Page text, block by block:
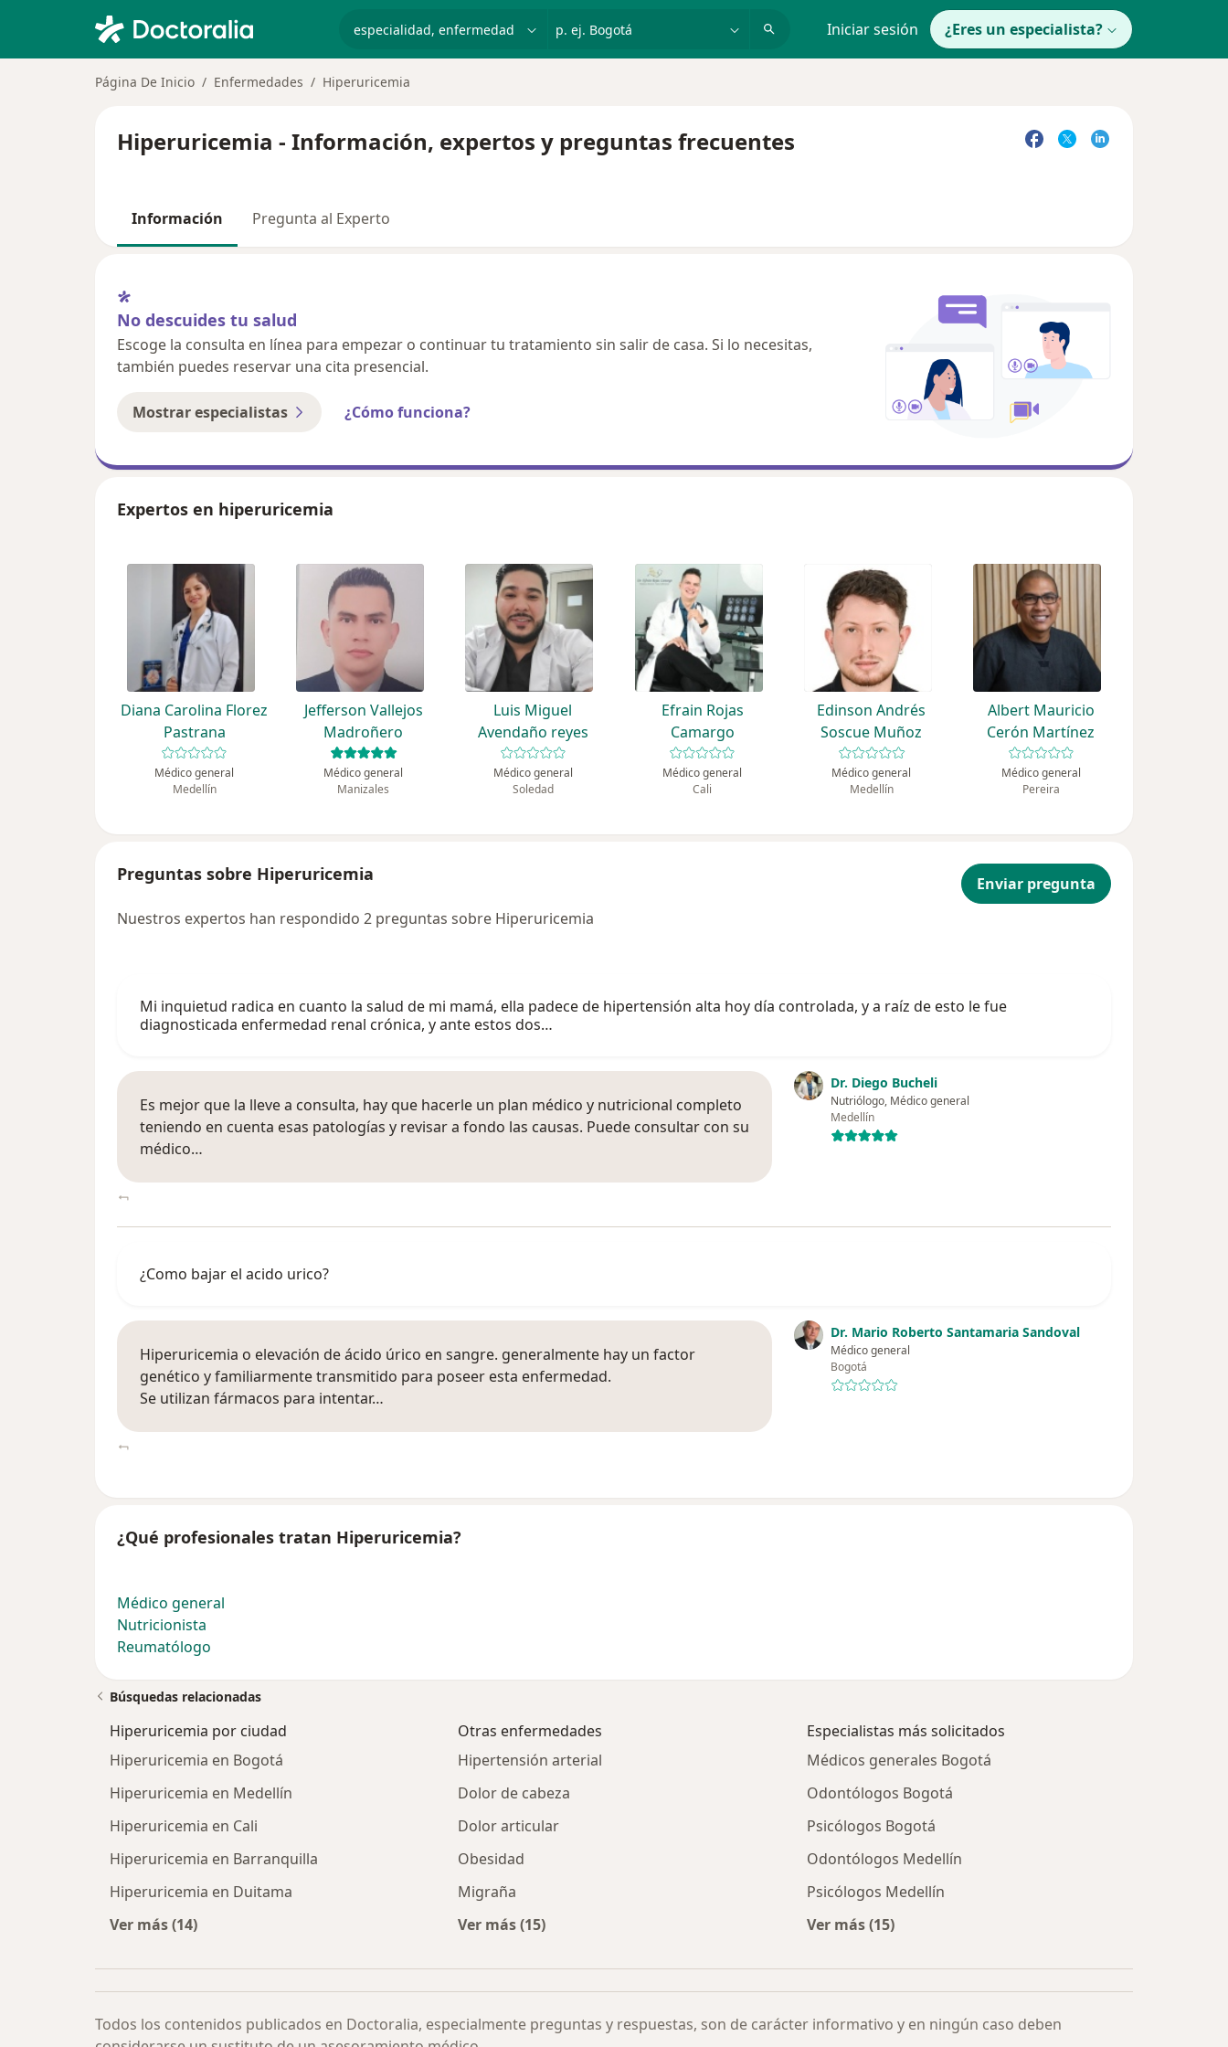
p. ej. Bogotá Iniciar sesión ¿Eres un especialista?
Página De Inicio Enfermedades Hiperuricemia
Hiperuricemia - Información, expertos y preguntas frecuentes
Información Pregunta al Experto
No descuides tu salud
Escoge la consulta en línea para empezar o continuar tu tratamiento sin salir de casa. Si lo necesitas,
también puedes reservar una cita presencial.
Mostrar especialistas ¿Cómo funciona?
Expertos en hiperuricemia
Diana Carolina Florez
Pastrana
Médico general
Medellín
Jefferson Vallejos
Madroñero
Médico general
Manizales
Luis Miguel
Avendaño reyes
Médico general
Soledad
Efrain Rojas
Camargo
Médico general
Cali
Edinson Andrés
Soscue Muñoz
Médico general
Medellín
Albert Mauricio
Cerón Martínez
Médico general
Pereira
Preguntas sobre Hiperuricemia
Enviar pregunta
Nuestros expertos han respondido 2 preguntas sobre Hiperuricemia
Mi inquietud radica en cuanto la salud de mi mamá, ella padece de hipertensión alta hoy día controlada, y a raíz de esto le fue
diagnosticada enfermedad renal crónica, y ante estos dos…
Dr. Diego Bucheli
Nutriólogo, Médico general
Medellín
Es mejor que la lleve a consulta, hay que hacerle un plan médico y nutricional completo
teniendo en cuenta esas patologías y revisar a fondo las causas. Puede consultar con su
médico…
¿Como bajar el acido urico?
Dr. Mario Roberto Santamaria Sandoval
Médico general
Bogotá
Hiperuricemia o elevación de ácido úrico en sangre. generalmente hay un factor
genético y familiarmente transmitido para poseer esta enfermedad.
Se utilizan fármacos para intentar…
¿Qué profesionales tratan Hiperuricemia?
Médico general
Nutricionista
Reumatólogo
Búsquedas relacionadas
Hiperuricemia por ciudad
Hiperuricemia en Bogotá
Hiperuricemia en Medellín
Hiperuricemia en Cali
Hiperuricemia en Barranquilla
Hiperuricemia en Duitama
Ver más (14)
Otras enfermedades
Hipertensión arterial
Dolor de cabeza
Dolor articular
Obesidad
Migraña
Ver más (15)
Especialistas más solicitados
Médicos generales Bogotá
Odontólogos Bogotá
Psicólogos Bogotá
Odontólogos Medellín
Psicólogos Medellín
Ver más (15)
Todos los contenidos publicados en Doctoralia, especialmente preguntas y respuestas, son de carácter informativo y en ningún caso deben